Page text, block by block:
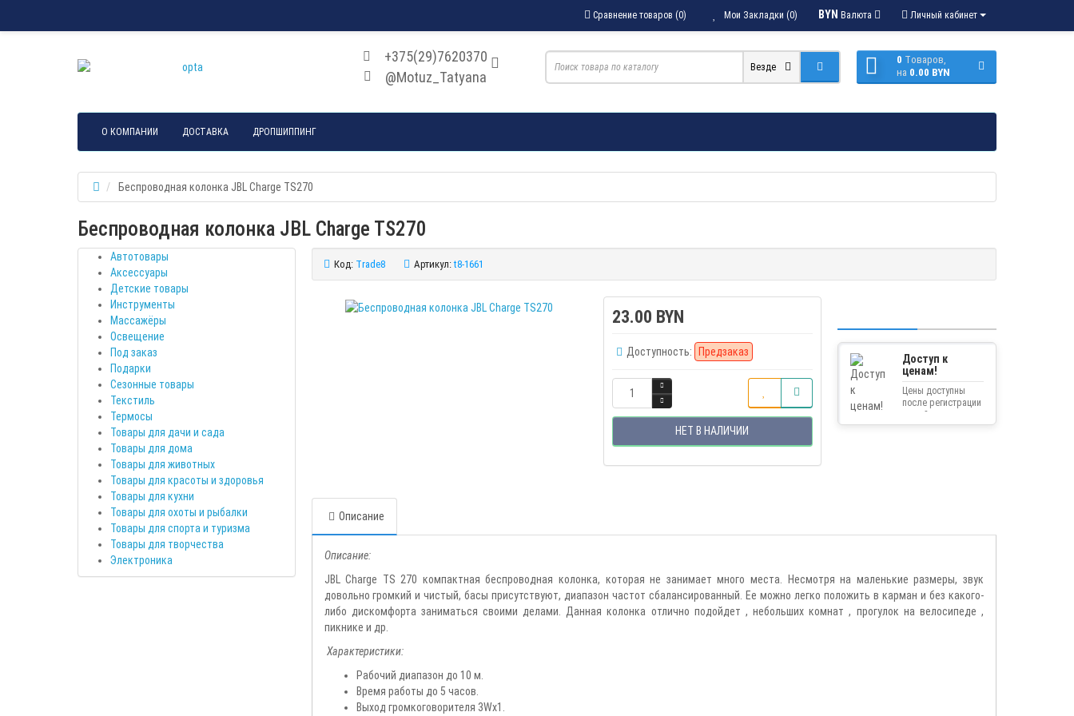
Личный кабинет
BYN Валюта
Мои Закладки (0)
Сравнение товаров (0)
+375(29)7620370
@Motuz_Tatyana
0 Tоваров,
на 0.00 BYN
Везде
О КОМПАНИИ ДОСТАВКА ДРОПШИППИНГ
Беспроводная колонка JBL Charge TS270
Беспроводная колонка JBL Charge TS270
Автотовары
Аксессуары
Детские товары
Инструменты
Массажёры
Освещение
Под заказ
Подарки
Сезонные товары
Текстиль
Термосы
Товары для дачи и сада
Товары для дома
Товары для животных
Товары для красоты и здоровья
Товары для кухни
Товары для охоты и рыбалки
Товары для спорта и туризма
Товары для творчества
Электроника
Код: Trade8 Артикул: t8-1661
23.00 BYN
Доступность: Предзаказ
НЕТ В НАЛИЧИИ
Доступ к
ценам!
Цены доступны
после регистрации
на сайте.
Описание
Описание:
JBL Charge TS 270 компактная беспроводная колонка, которая не занимает много места. Несмотря на маленькие размеры, звук
довольно громкий и чистый, басы присутствуют, диапазон частот сбалансированный. Ее можно легко положить в карман и без какого-
либо дискомфорта заниматься своими делами. Данная колонка отлично подойдет , небольших комнат , прогулок на велосипеде ,
пикнике и др.
Характеристики:
Рабочий диапазон до 10 м.
Время работы до 5 часов.
Выход громкоговорителя 3Wx1.